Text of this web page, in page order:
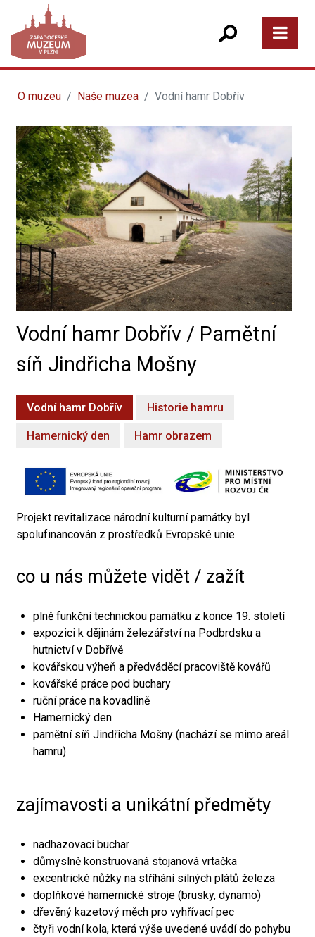
O muzeu Naše muzea Vodní hamr Dobřív
Vodní hamr Dobřív / Pamětní
síň Jindřicha Mošny
Vodní hamr Dobřív Historie hamru
Hamernický den Hamr obrazem
Projekt revitalizace národní kulturní památky byl
spolufinancován z prostředků Evropské unie.
co u nás můžete vidět / zažít
plně funkční technickou památku z konce 19. století
expozici k dějinám železářství na Podbrdsku a
hutnictví v Dobřívě
kovářskou výheň a předváděcí pracoviště kovářů
kovářské práce pod buchary
ruční práce na kovadlině
Hamernický den
pamětní síň Jindřicha Mošny (nachází se mimo areál
hamru)
zajímavosti a unikátní předměty
nadhazovací buchar
důmyslně konstruovaná stojanová vrtačka
excentrické nůžky na stříhání silných plátů železa
doplňkové hamernické stroje (brusky, dynamo)
dřevěný kazetový měch pro vyhřívací pec
čtyři vodní kola, která výše uvedené uvádí do pohybu